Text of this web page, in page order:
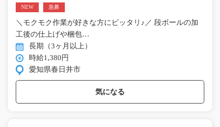
NEW 急募
＼モクモク作業が好きな方にピッタリ♪／ 段ボールの加
工後の仕上げや梱包…
長期（3ヶ月以上）
時給1,380円
愛知県春日井市
気になる